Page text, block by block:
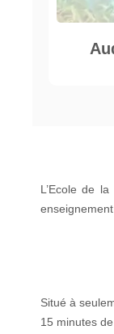
L’Ecole de
Situé à
15 minutes de